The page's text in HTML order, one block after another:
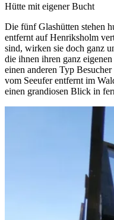
Hütte mit eigener Bucht
Die fünf Glashütten stehen
entfernt auf Henriksholm
sind, wirken sie doch ganz
die ihnen ihren ganz
einen anderen Typ
vom Seeufer entfernt im
einen grandiosen Blick in